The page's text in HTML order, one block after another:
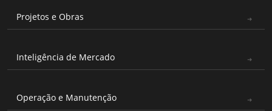
Projetos e Obras
Inteligência de Mercado
Operação e Manutenção